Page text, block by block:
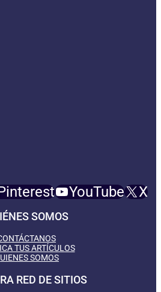
YouTube X
SOMOS
TUS ARTÍCULOS
SOMOS
RED DE SITIOS